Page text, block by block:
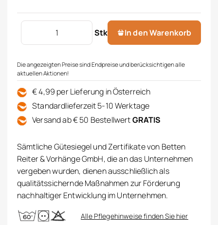
Stk
Flanell Bettwäsche Kaeppel Menge
In den Warenkorb
Die angezeigten Preise sind Endpreise und berücksichtigen alle
aktuellen Aktionen!
€ 4,99 per Lieferung in Österreich
Standardlieferzeit 5-10 Werktage
Versand ab € 50 BestellwertGRATIS
Sämtliche Gütesiegel und Zertifikate von Betten
Reiter & Vorhänge GmbH, die an das Unternehmen
vergeben wurden, dienen ausschließlich als
qualitätssichernde Maßnahmen zur Förderung
nachhaltiger Entwicklung im Unternehmen.
Alle Pflegehinweise finden Sie hier